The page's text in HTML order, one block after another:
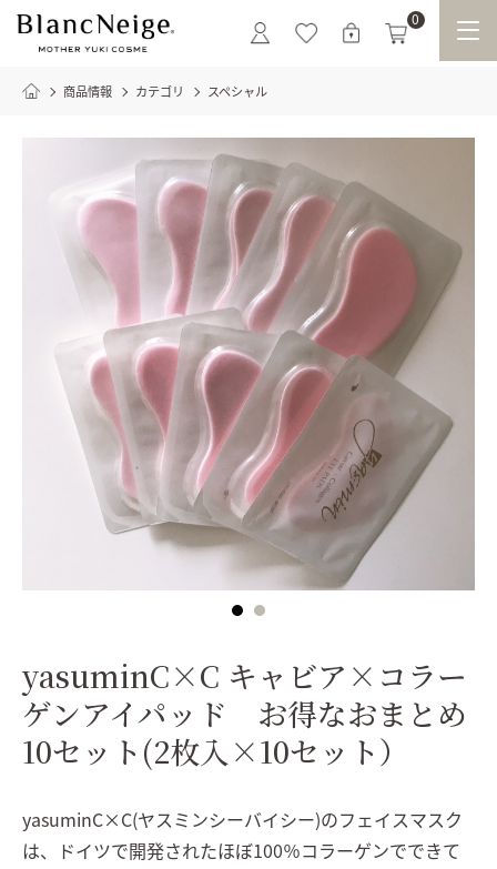
0
商品情報 カテゴリ スペシャル
yasuminC×C キャビア×コラー
ゲンアイパッド お得なおまとめ
10セット(2枚入×10セット）
yasuminC×C(ヤスミンシーバイシー)のフェイスマスク
は、ドイツで開発されたほぼ100％コラーゲンでできて